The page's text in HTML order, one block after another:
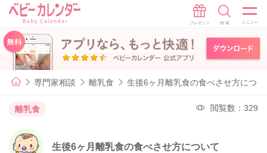
専門家相談 離乳食 生後6ヶ月離乳食の食べさせ方につい
離乳食 閲覧数：329
生後6ヶ月離乳食の食べさせ方について